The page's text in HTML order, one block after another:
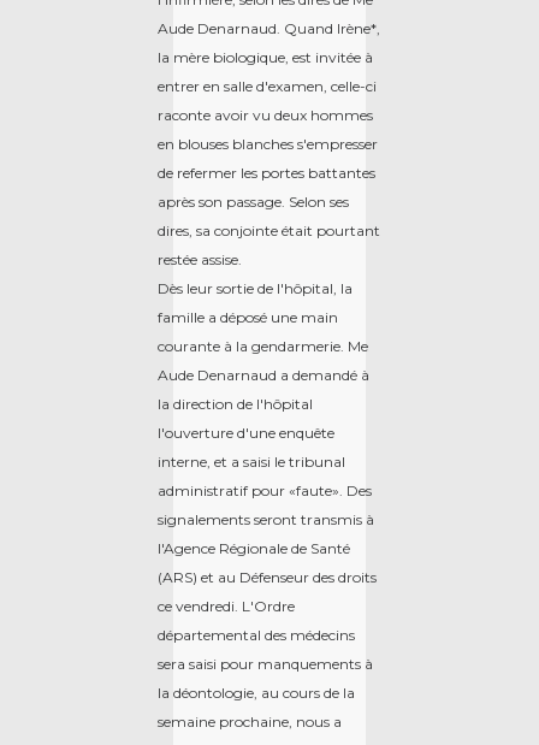
Aude Denarnaud. Quand Irène*,
la mère biologique, est invitée à
entrer en salle d'examen, celle-ci
raconte avoir vu deux hommes
en blouses blanches s'empresser
de refermer les portes battantes
après son passage. Selon ses
dires, sa conjointe était pourtant
restée assise.
Dès leur sortie de l'hôpital, la
famille a déposé une main
courante à la gendarmerie. Me
Aude Denarnaud a demandé à
la direction de l'hôpital
l'ouverture d'une enquête
interne, et a saisi le tribunal
administratif pour «faute». Des
signalements seront transmis à
l'Agence Régionale de Santé
(ARS) et au Défenseur des droits
ce vendredi. L'Ordre
départemental des médecins
sera saisi pour manquements à
la déontologie, au cours de la
semaine prochaine, nous a